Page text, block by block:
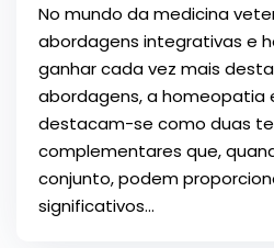
No mundo da medicina
abordagens integrativas e
ganhar cada vez mais
abordagens, a homeopatia
destacam-se como duas
complementares que,
conjunto, podem
significativos...